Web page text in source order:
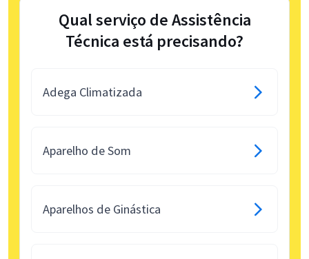
Qual serviço de Assistência
Técnica está precisando?
Adega Climatizada
Aparelho de Som
Aparelhos de Ginástica